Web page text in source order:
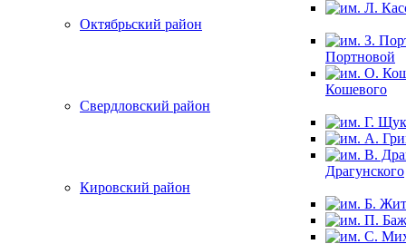
Октябрьский район
Портновой
Кошевого
Свердловский район
Драгунского
Кировский район